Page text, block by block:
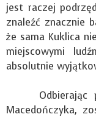
jest raczej
znaleźć znacznie
że sama Kuklica
miejscowymi
absolutnie
Odbierając
Macedończyka,